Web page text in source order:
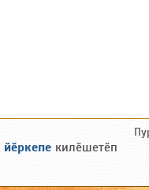
йӗркепе килӗшетӗп